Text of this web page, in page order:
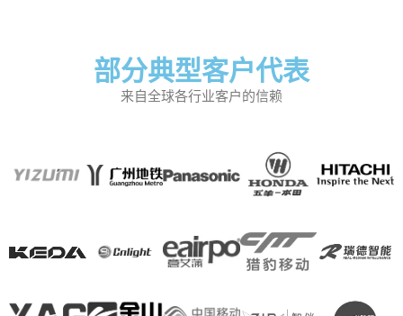
部分典型客户代表
来自全球各行业客户的信赖